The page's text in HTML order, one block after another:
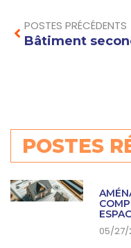
POSTES PRÉCÉDENTS
POSTES
05/27/